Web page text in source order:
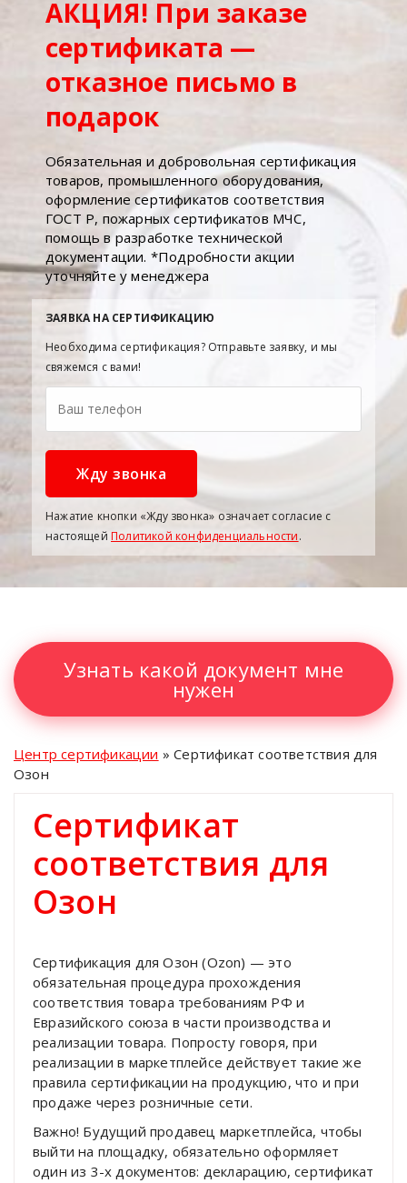
АКЦИЯ! При заказе
сертификата —
отказное письмо в
подарок
Обязательная и добровольная сертификация
товаров, промышленного оборудования,
оформление сертификатов соответствия
ГОСТ Р, пожарных сертификатов МЧС,
помощь в разработке технической
документации. *Подробности акции
уточняйте у менеджера
ЗАЯВКА НА СЕРТИФИКАЦИЮ
Необходима сертификация? Отправьте заявку, и мы
свяжемся с вами!
Нажатие кнопки «Жду звонка» означает согласие с
настоящей Политикой конфиденциальности.
Узнать какой документ мне
нужен
Центр сертификации »Сертификат соответствия для
Озон
Сертификат
соответствия для
Озон
Сертификация для Озон (Ozon) — это
обязательная процедура прохождения
соответствия товара требованиям РФ и
Евразийского союза в части производства и
реализации товара. Попросту говоря, при
реализации в маркетплейсе действует такие же
правила сертификации на продукцию, что и при
продаже через розничные сети.
Важно! Будущий продавец маркетплейса, чтобы
выйти на площадку, обязательно оформляет
один из 3-х документов: декларацию, сертификат